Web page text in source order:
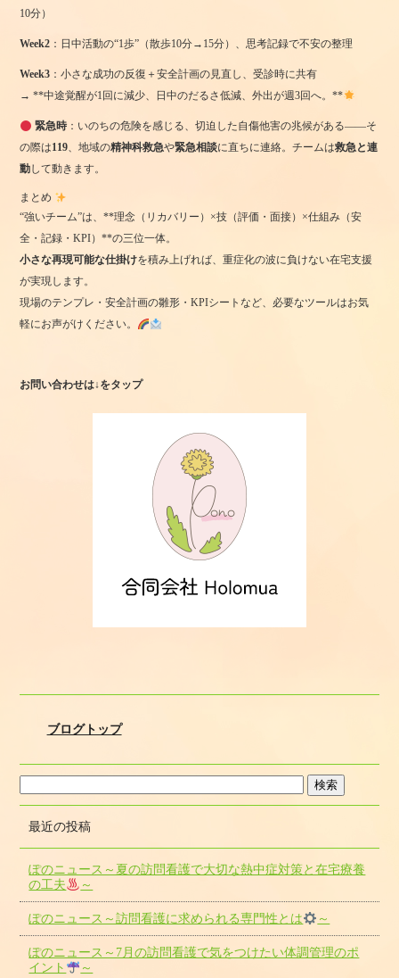
10分）
Week2 ：日中活動の“1歩”（散歩10分→15分）、思考記録で不安の整理
Week3 ：小さな成功の反復＋安全計画の見直し、受診時に共有
→ **中途覚醒が1回に減少、日中のだるさ低減、外出が週3回へ。**
緊急時：いのちの危険を感じる、切迫した自傷他害の兆候がある——そ
の際は119、地域の精神科救急や緊急相談に直ちに連絡。チームは救急と連
動して動きます。
まとめ
“強いチーム”は、**理念（リカバリー）×技（評価・面接）×仕組み（安
全・記録・KPI）**の三位一体。
小さな再現可能な仕掛けを積み上げれば、重症化の波に負けない在宅支援
が実現します。
現場のテンプレ・安全計画の雛形・KPIシートなど、必要なツールはお気
軽にお声がけください。
お問い合わせは↓をタップ
ブログトップ
最近の投稿
ぽのニュース～夏の訪問看護で大切な熱中症対策と在宅療養
の工夫
～
ぽのニュース～訪問看護に求められる専門性とは ～
ぽのニュース～7月の訪問看護で気をつけたい体調管理のポ
イント
～